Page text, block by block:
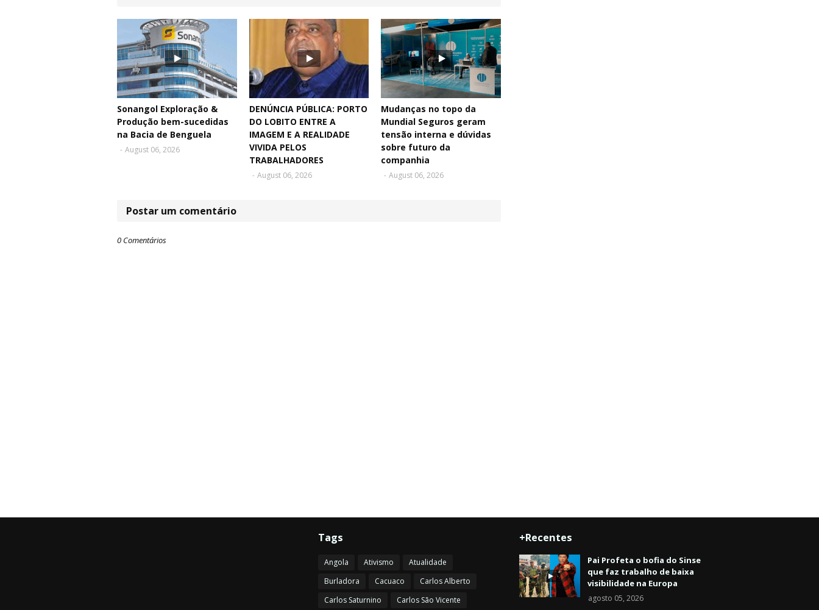
Sonangol Exploração &
Produção bem-sucedidas
na Bacia de Benguela
- August 06, 2026
DENÚNCIA PÚBLICA: PORTO
DO LOBITO ENTRE A
IMAGEM E A REALIDADE
VIVIDA PELOS
TRABALHADORES
- August 06, 2026
Mudanças no topo da
Mundial Seguros geram
tensão interna e dúvidas
sobre futuro da
companhia
- August 06, 2026
Postar um comentário
0 Comentários
Tags
Angola Ativismo
Atualidade
Burladora
Cacuaco
Carlos Alberto
Carlos Saturnino
Carlos São Vicente
+Recentes
Pai Profeta o bofia do Sinse
que faz trabalho de baixa
visibilidade na Europa
agosto 05, 2026